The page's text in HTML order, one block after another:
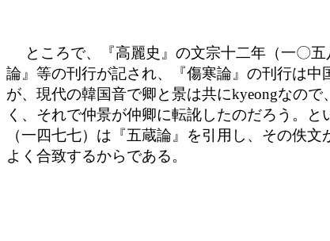
ところで、『高麗史』の文宗十二年（一〇五
論』等の刊行が記され、『傷寒論』の刊行は
が、現代の韓国音で卿と景は共にkyeongなの
く、それで仲景が仲卿に転訛したのだろう。と
（一四七七）は『五蔵論』を引用し、その佚
よく合致するからである。